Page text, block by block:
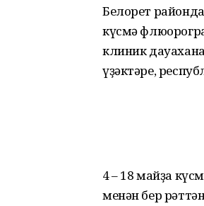
Белорет
күсмә
клиник
үҙәктәре,
4 – 18 майҙа
менән бер